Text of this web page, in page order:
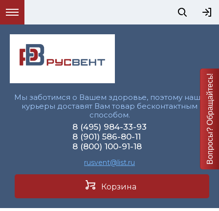
Мы заботимся о Вашем здоровье, поэтому наши
курьеры доставят Вам товар бесконтактным
способом.
8 (495) 984-33-93
8 (901) 586-80-11
8 (800) 100-91-18
rusvent@list.ru
Корзина
Вопросы? Обращайтесь!